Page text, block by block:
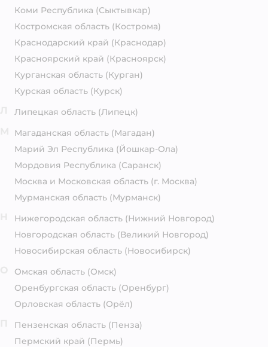
Коми Республика (Сыктывкар)
Костромская область (Кострома)
Краснодарский край (Краснодар)
Красноярский край (Красноярск)
Курганская область (Курган)
Курская область (Курск)
Липецкая область (Липецк)
Магаданская область (Магадан)
Марий Эл Республика (Йошкар-Ола)
Мордовия Республика (Саранск)
Москва и Московская область (г. Москва)
Мурманская область (Мурманск)
Нижегородская область (Нижний Новгород)
Новгородская область (Великий Новгород)
Новосибирская область (Новосибирск)
Омская область (Омск)
Оренбургская область (Оренбург)
Орловская область (Орёл)
Пензенская область (Пенза)
Пермский край (Пермь)